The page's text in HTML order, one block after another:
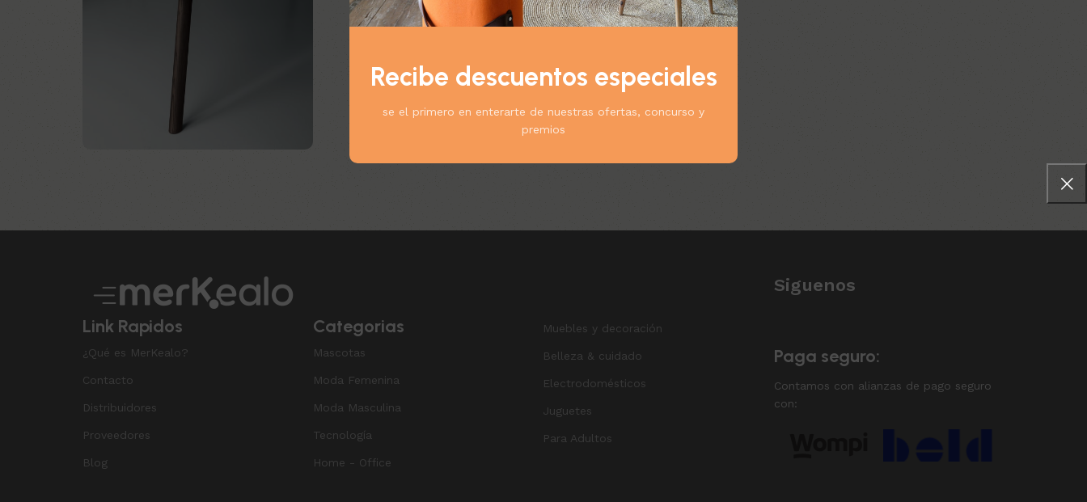
Recibe descuentos especiales
se el primero en enterarte de nuestras ofertas, concurso y
premios
Link Rapidos
¿Qué es MerKealo?
Contacto
Distribuidores
Proveedores
Blog
Categorias
Mascotas
Moda Femenina
Moda Masculina
Tecnología
Home - Office
Muebles y decoración
Belleza & cuidado
Electrodomésticos
Juguetes
Para Adultos
Siguenos
Paga seguro:
Contamos con alianzas de pago seguro
con: